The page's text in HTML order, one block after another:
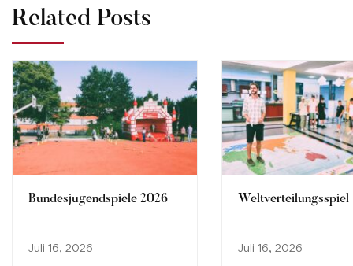
Related Posts
Bundesjugendspiele 2026
Juli 16, 2026
Weltverteilungsspiel
Juli 16, 2026